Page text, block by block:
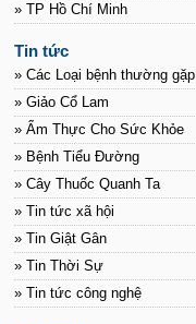
» TP Hồ Chí Minh
Tin tức
» Các Loại bệnh thường gặp
» Giảo Cổ Lam
» Ẩm Thực Cho Sức Khỏe
» Bệnh Tiểu Đường
» Cây Thuốc Quanh Ta
» Tin tức xã hội
» Tin Giật Gân
» Tin Thời Sự
» Tin tức công nghệ